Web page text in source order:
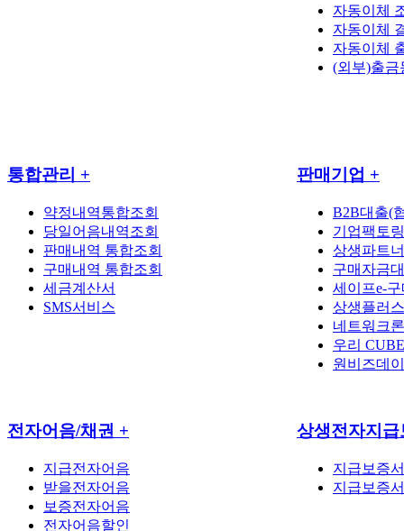
자동이체
자동이체
자동이체
(외부)출금
통합관리 +
약정내역통합조회
당일어음내역조회
판매내역 통합조회
구매내역 통합조회
세금계산서
SMS서비스
판매기업 +
B2B대출(
기업팩토
상생파트
구매자금
세이프e-
상생플러
네트워크
우리
원비즈데
전자어음/채권 +
지급전자어음
받을전자어음
보증전자어음
전자어음할인
상생전자지
지급보증
지급보증